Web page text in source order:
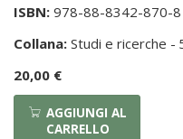
ISBN: 978-88-8342-870-8
Collana: Studi e ricerche -
20,00 €
AGGIUNGI AL
CARRELLO